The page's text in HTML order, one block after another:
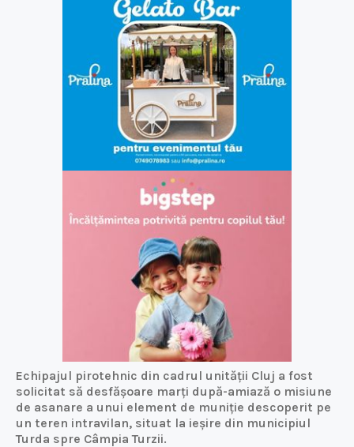
Echipajul pirotehnic din cadrul unității Cluj a fost
solicitat să desfășoare marți după-amiază o misiune
de asanare a unui element de muniție descoperit pe
un teren intravilan, situat la ieșire din municipiul
Turda spre Câmpia Turzii.